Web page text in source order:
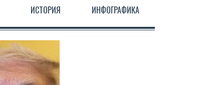
ИСТОРИЯ ИНФОГРАФИКА